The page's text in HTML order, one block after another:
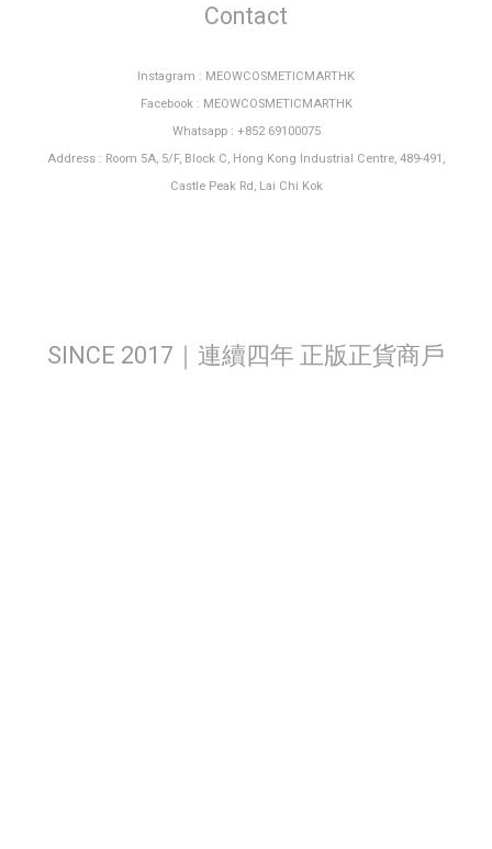
Contact
Instagram : MEOWCOSMETICMARTHK
Facebook : MEOWCOSMETICMARTHK
Whatsapp : +852 69100075
Address : Room 5A, 5/F, Block C, Hong Kong Industrial Centre, 489-491,
Castle Peak Rd, Lai Chi Kok
SINCE 2017｜連續四年 正版正貨商戶